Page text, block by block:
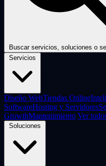
Buscar servicios, soluciones o
Servicios
Diseño WebTiendas Online
SoftwareHosting y Servidores
GrowthMantenimiento Ver
Soluciones